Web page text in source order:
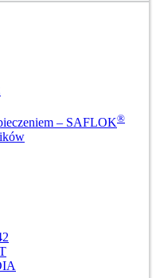
– SAFLOK®